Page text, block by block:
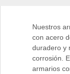
Nuestros
con acero
duradero y
corrosión.
armarios